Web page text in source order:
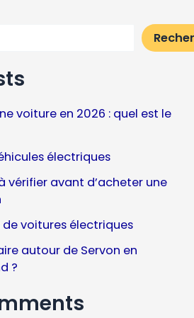
voiture en 2026 : quel est le
électriques
vérifier avant d’acheter une
de voitures électriques
autour de Servon en
?